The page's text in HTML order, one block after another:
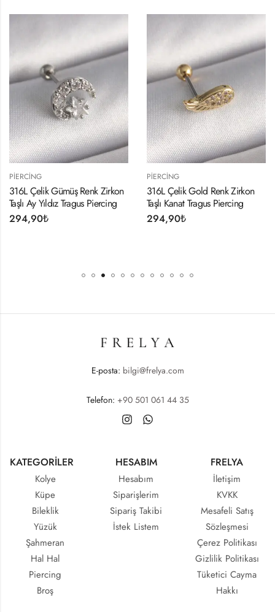
PIERCING
316L Çelik Gümüş Renk Zirkon
Taşlı Ay Yıldız Tragus Piercing
294,90₺
PIERCING
316L Çelik Gold Renk Zirkon
Taşlı Kanat Tragus Piercing
294,90₺
E-posta: bilgi@frelya.com
Telefon: +90 501 061 44 35
KATEGORİLER
Kolye
Küpe
Bileklik
Yüzük
Şahmeran
Hal Hal
Piercing
Broş
HESABIM
Hesabım
Siparişlerim
Sipariş Takibi
İstek Listem
FRELYA
İletişim
KVKK
Mesafeli Satış
Sözleşmesi
Çerez Politikası
Gizlilik Politikası
Tüketici Cayma
Hakkı